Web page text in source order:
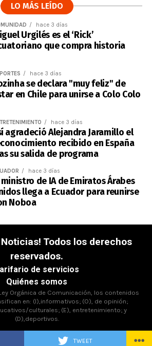
TWEET
LO MÁS LEÍDO
hace 3 días
Urgilés es el ‘Rick’
que compra historia
hace 3 días
se declara "muy feliz" de
en Chile para unirse a Colo Colo
hace 3 días
agradeció Alejandra Jaramillo el
recibido en España
su salida de programa
hace 3 días
ministro de IA de Emiratos Árabes
llega a Ecuador para reunirse
Noboa
Todos los derechos
reservados.
de servicios
Quiénes somos
Orgánica de Comunicación, los contenidos
en: (I),informativos; (O), de opinión;
culturales; (E), entretenimiento; y
(D),deportivos.